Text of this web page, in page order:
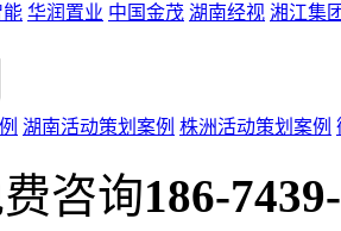
能 华润置业 中国金茂 湖南经视 湘江集
湖南活动策划案例 株洲活动策划案例
咨询186-